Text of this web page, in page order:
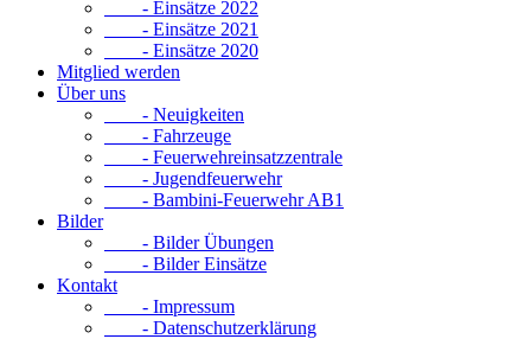
- Einsätze 2022
- Einsätze 2021
- Einsätze 2020
Mitglied werden
Über uns
- Neuigkeiten
- Fahrzeuge
- Feuerwehreinsatzzentrale
- Jugendfeuerwehr
- Bambini-Feuerwehr AB1
Bilder
- Bilder Übungen
- Bilder Einsätze
Kontakt
- Impressum
- Datenschutzerklärung